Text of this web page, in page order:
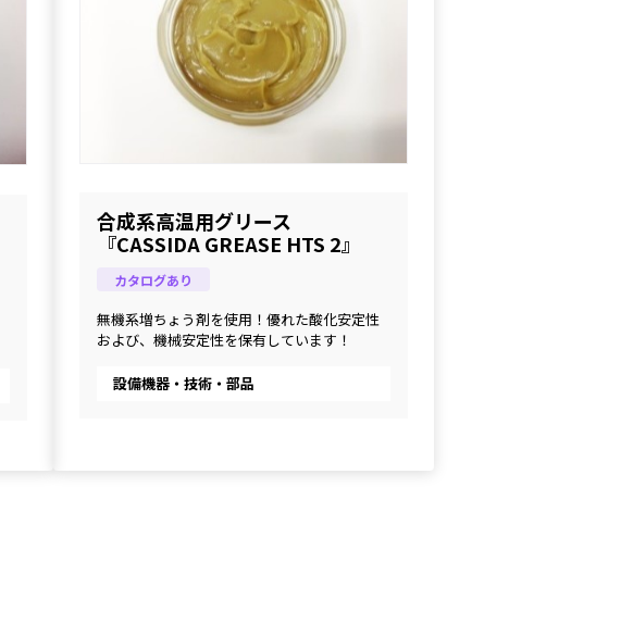
合成系高温用グリース
『CASSIDA GREASE HTS 2』
カタログあり
無機系増ちょう剤を使用！優れた酸化安定性
および、機械安定性を保有しています！
設備機器・技術・部品